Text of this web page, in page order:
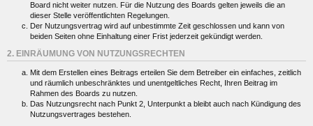
Board nicht weiter nutzen. Für die Nutzung des Boards gelten jeweils die an
dieser Stelle veröffentlichten Regelungen.
Der Nutzungsvertrag wird auf unbestimmte Zeit geschlossen und kann von
beiden Seiten ohne Einhaltung einer Frist jederzeit gekündigt werden.
2. EINRÄUMUNG VON NUTZUNGSRECHTEN
Mit dem Erstellen eines Beitrags erteilen Sie dem Betreiber ein einfaches, zeitlich
und räumlich unbeschränktes und unentgeltliches Recht, Ihren Beitrag im
Rahmen des Boards zu nutzen.
Das Nutzungsrecht nach Punkt 2, Unterpunkt a bleibt auch nach Kündigung des
Nutzungsvertrages bestehen.